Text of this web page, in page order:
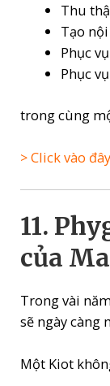
Thu
Tạo
Phục vụ
Phục
trong cùng
> Click vào
11.
của
Trong vài
sẽ ngày càng
Một Kiot